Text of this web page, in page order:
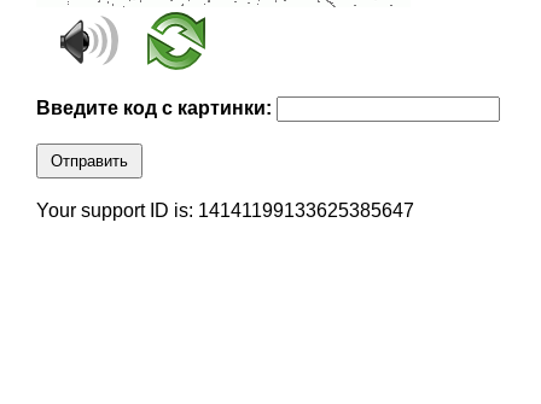
Введите код с картинки:
Отправить
Your support ID is: 14141199133625385647